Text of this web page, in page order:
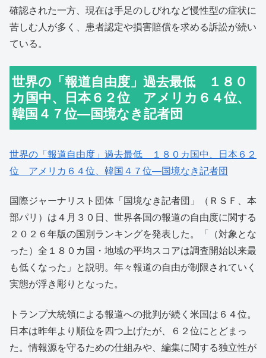
確認された一方、現在は手足のしびれなど慢性型の症状に
苦しむ人が多く、患者認定や損害賠償を求める訴訟が続い
ている。
世界の「報道自由度」過去最低 １８０
カ国中、日本６２位 アメリカ６４位、
韓国４７位―国境なき記者団
世界の「報道自由度」過去最低 １８０カ国中、日本６２
位 アメリカ６４位、韓国４７位―国境なき記者団
国際ジャーナリスト団体「国境なき記者団」（ＲＳＦ、本
部パリ）は４月３０日、世界各国の報道の自由度に関する
２０２６年版の国別ランキングを発表した。「（対象とな
った）全１８０カ国・地域の平均スコアは調査開始以来最
も低くなった」と説明。年々報道の自由が制限されていく
実態が浮き彫りとなった。
トランプ大統領による報道への批判が続く米国は６４位。
日本は昨年より順位を四つ上げたが、６２位にとどまっ
た。情報源を守るための仕組みや、編集に関する独立性が